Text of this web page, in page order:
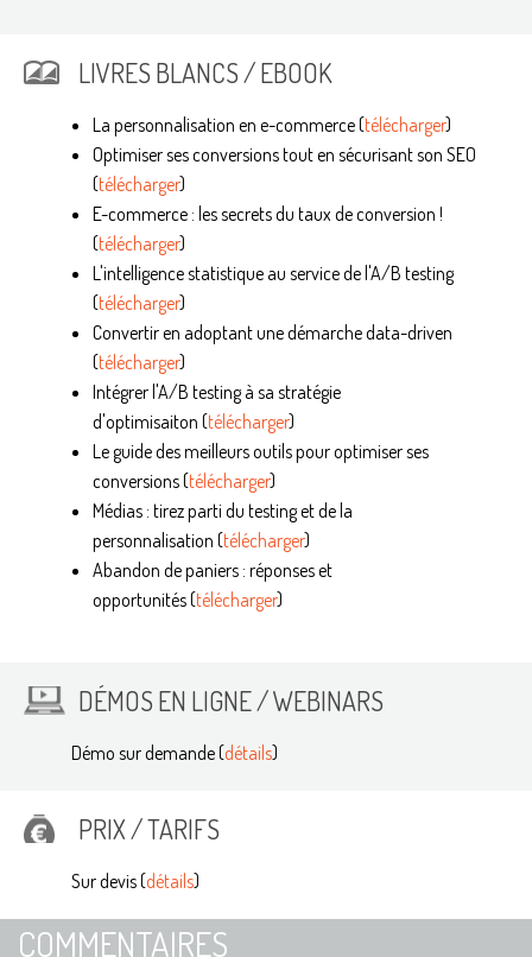
LIVRES BLANCS / EBOOK
La personnalisation en e-commerce(télécharger)
Optimiser ses conversions tout en sécurisant son SEO
(télécharger)
E-commerce : les secrets du taux de conversion !
(télécharger)
L'intelligence statistique au service de l'A/B testing
(télécharger)
Convertir en adoptant une démarche data-driven
(télécharger)
Intégrer l'A/B testing à sa stratégie
d'optimisaiton (télécharger)
Le guide des meilleurs outils pour optimiser ses
conversions (télécharger)
Médias : tirez parti du testing et de la
personnalisation (télécharger)
Abandon de paniers : réponses et
opportunités (télécharger)
DÉMOS EN LIGNE / WEBINARS
Démo sur demande (détails)
PRIX / TARIFS
Sur devis (détails)
COMMENTAIRES